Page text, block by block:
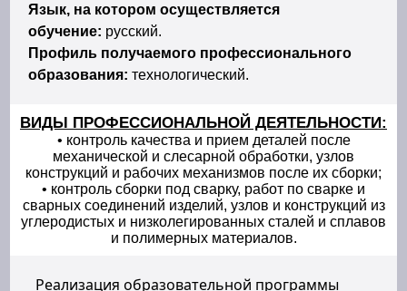
Язык, на котором осуществляется
обучение: русский.
Профиль получаемого профессионального
образования:технологический.
ВИДЫ ПРОФЕССИОНАЛЬНОЙ ДЕЯТЕЛЬНОСТИ:
• контроль качества и прием деталей после
механической и слесарной обработки, узлов
конструкций и рабочих механизмов после их сборки;
• контроль сборки под сварку, работ по сварке и
сварных соединений изделий, узлов и конструкций из
углеродистых и низколегированных сталей и сплавов
и полимерных материалов.
Реализация образовательной программы